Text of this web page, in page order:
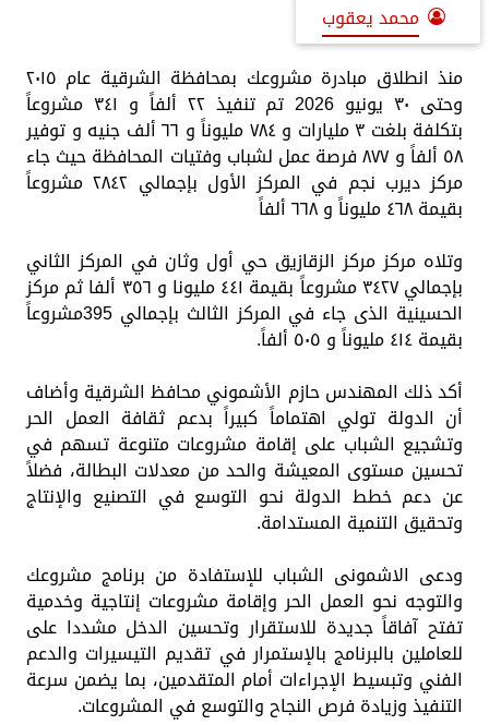
محمد يعقوب
منذ انطلاق مبادرة مشروعك بمحافظة الشرقية عام ٢٠١٥
وحتى ٣٠ يونيو 2026 تم تنفيذ ٢٢ ألفاً و ٣٤١ مشروعاً
بتكلفة بلغت ٣ مليارات و ٧٨٤ مليوناً و ٦٦ ألف جنيه و توفير
٥٨ ألفاً و ٨٧٧ فرصة عمل لشباب وفتيات المحافظة حيث جاء
مركز ديرب نجم في المركز الأول بإجمالي ٢٨٤٢ مشروعاً
بقيمة ٤٦٨ مليوناً و ٦٦٨ ألفاً
وتلاه مركز مركز الزقازيق حي أول وثان في المركز الثاني
بإجمالي ٣٤٢٧ مشروعاً بقيمة ٤٤١ مليونا و ٣٥٦ ألفا ثم مركز
الحسينية الذى جاء في المركز الثالث بإجمالي 395مشروعاً
بقيمة ٤١٤ مليوناً و ٥٠٥ ألفاً.
أكد ذلك المهندس حازم الأشموني محافظ الشرقية وأضاف
أن الدولة تولي اهتماماً كبيراً بدعم ثقافة العمل الحر
وتشجيع الشباب على إقامة مشروعات متنوعة تسهم في
تحسين مستوى المعيشة والحد من معدلات البطالة، فضلاً
عن دعم خطط الدولة نحو التوسع في التصنيع والإنتاج
وتحقيق التنمية المستدامة.
ودعى الاشمونى الشباب للإستفادة من برنامج مشروعك
والتوجه نحو العمل الحر وإقامة مشروعات إنتاجية وخدمية
تفتح آفاقاً جديدة للاستقرار وتحسين الدخل مشددا على
للعاملين بالبرنامج بالإستمرار في تقديم التيسيرات والدعم
الفني وتبسيط الإجراءات أمام المتقدمين، بما يضمن سرعة
التنفيذ وزيادة فرص النجاح والتوسع في المشروعات.